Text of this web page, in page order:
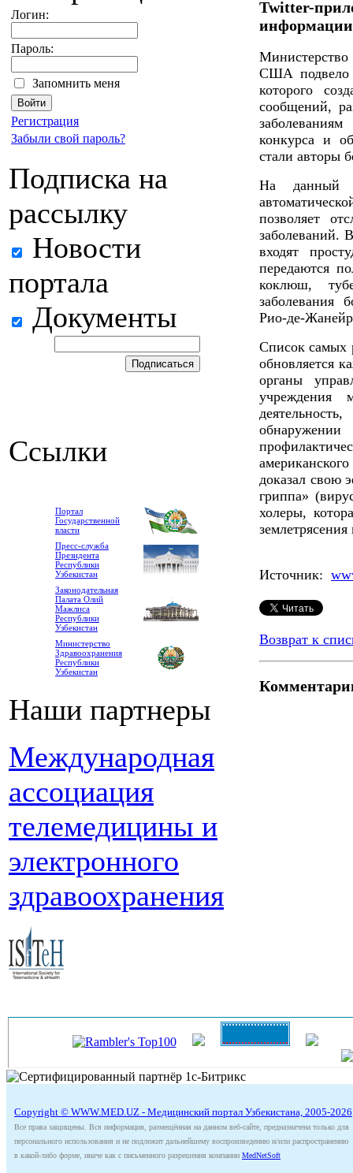
Логин:
Пароль:
Запомнить меня
Регистрация
Забыли свой пароль?
Подписка на
рассылку
Новости
портала
Документы
Ссылки
Портал
Государственной
власти
Пресс-служба
Президента
Республики
Узбекистан
Законодательная
Палата Олий
Мажлиса
Республики
Узбекистан
Министерство
Здравоохранения
Республики
Узбекистан
Наши партнеры
Международная
ассоциация
телемедицины и
электронного
здравоохранения
Twitter-
информации
США подвело
которого
сообщений,
конкурса и
стали авторы
На данный
позволяет
заболеваний.
входят
передаются
коклюш,
заболевания
Рио-де-
Список самых
обновляется
органы
учреждения
доказал свою
гриппа»
холеры,
землетрясения
Источник:
Возврат к
Copyright © WWW.MED.UZ - Медицинский портал Узбекистана, 2005-2026
Все права защищены. Вся информация, размещённая на данном веб-сайте, предназначена только для
персонального использования и не подлежит дальнейшему воспроизведению и/или распространению
в какой-либо форме, иначе как с письменного разрешения компании MedNetSoft